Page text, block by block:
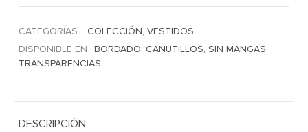
CATEGORÍAS COLECCIÓN, VESTIDOS
DISPONIBLE EN
BORDADO, CANUTILLOS, SIN MANGAS,
TRANSPARENCIAS
DESCRIPCIÓN